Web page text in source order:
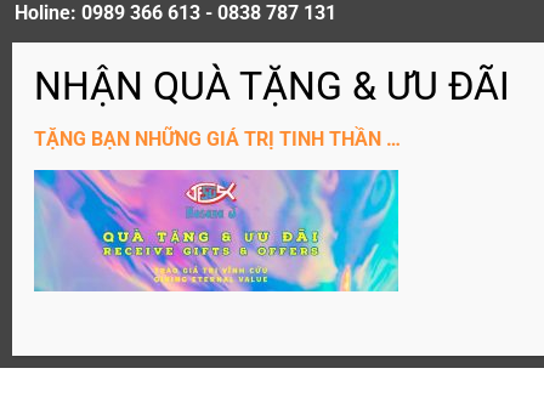
Holine: 0989 366 613 - 0838 787 131
ĐĂNG KÝ KÊNH YouTube
TẶNG BẠN NHỮNG GIÁ TRỊ TINH THẦN …